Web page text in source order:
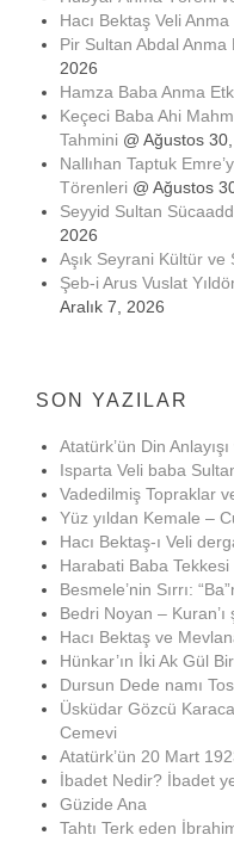
Hacı Bektaş Veli
Pir Sultan Abdal Anma
2026
Hamza Baba Anma
Keçeci Baba Ahi
Tahmini @ Ağustos
Nallıhan Taptuk
Törenleri @ Ağustos
Seyyid Sultan
2026
Aşık Seyrani Kültür ve
Şeb-i Arus Vuslat
Aralık 7, 2026
SON YAZILAR
Atatürk’ün Din
Isparta Veli baba
Vadedilmiş Topraklar
Yüz yıldan Kemale –
Hacı Bektaş-ı Veli
Harabati Baba Tekkesi
Besmele’nin Sırrı:
Bedri Noyan –
Hacı Bektaş ve
Hünkar’ın İki Ak Gül
Dursun Dede namı
Üsküdar Gözcü
Atatürk’ün 20 Mart
İbadet Nedir? İbadet
Güzide Ana
Tahtı Terk eden